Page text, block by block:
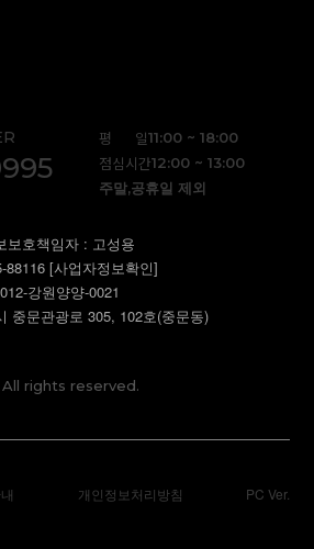
평 일11:00 ~ 18:00
점심시간12:00 ~ 13:00
주말,공휴일 제외
보호책임자 : 고성용
88116[사업자정보확인]
강원양양-0021
중문관광로 305, 102호(중문동)
rights reserved.
개인정보처리방침 PC Ver.